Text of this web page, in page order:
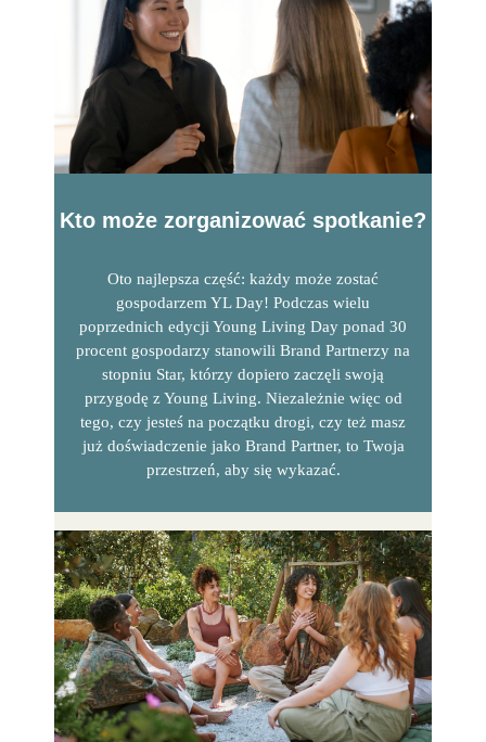
Kto może zorganizować spotkanie?
Oto najlepsza część: każdy może zostać
gospodarzem YL Day! Podczas wielu
poprzednich edycji Young Living Day ponad 30
procent gospodarzy stanowili Brand Partnerzy na
stopniu Star, którzy dopiero zaczęli swoją
przygodę z Young Living. Niezależnie więc od
tego, czy jesteś na początku drogi, czy też masz
już doświadczenie jako Brand Partner, to Twoja
przestrzeń, aby się wykazać.